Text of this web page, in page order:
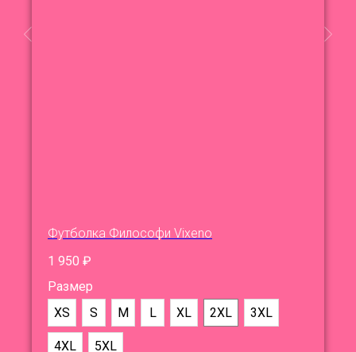
Футболка Философи Vixeno
1 950 ₽
Размер
XS
S M L XL 2XL 3XL
4XL 5XL